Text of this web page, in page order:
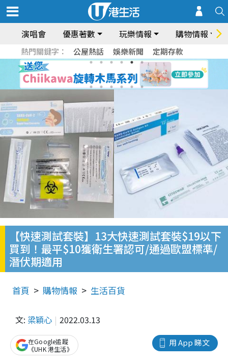
演唱會 優惠著數 玩樂情報 購物情報
熱門關鍵字： 公屋熱話 娛樂新聞 定期存款
【快速測試套裝】13大快速測試套裝$19以下
買到！最平$10獲衛生署認可/通過歐盟標準/
潛伏期適用
首頁 購物情報 生活百貨
文: 梁穎心 2022.03.13
用 App 睇文
在Google追蹤
《UHK 港生活》